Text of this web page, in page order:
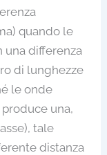
quando le
una differenza
di lunghezze
le onde
una,
tale
distanza